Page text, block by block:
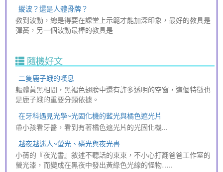
縱波？還是人體骨牌？
教到波動，總是得要在課堂上示範才能加深印象，最好的教具是
彈簧，另一個波動最棒的教具是
隨機好文
二隻鹿子蛾的嘆息
軀體黃黑相間，黑褐色翅膀中還有許多透明的空窗，這個特徵也
是鹿子蛾的重要分類依據。
在牙科遇見光學~光固化機的藍光與橘色遮光片
帶小孩看牙醫，看到有著橘色遮光片的光固化機...
越夜越迷人~螢光、磷光與夜光書
小蒨的『夜光書』敘述不聽話的東東，不小心打翻爸爸工作室的
螢光漆，而變成在黑夜中發出黃綠色光線的怪物…..